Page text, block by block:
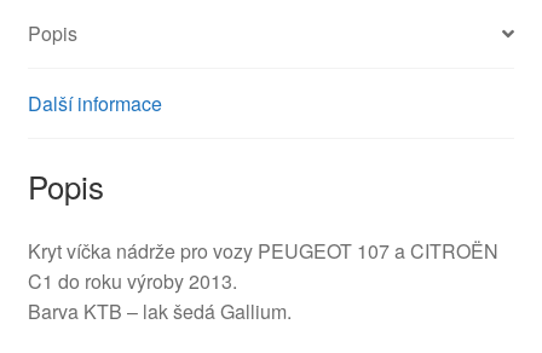
Popis
Další informace
Popis
Kryt víčka nádrže pro vozy PEUGEOT 107 a CITROËN
C1 do roku výroby 2013.
Barva KTB – lak šedá Gallium.